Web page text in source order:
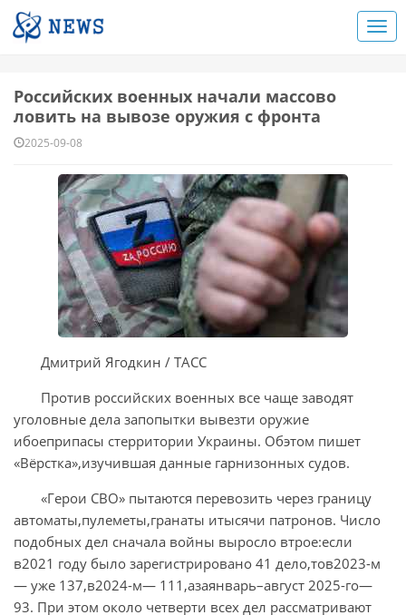
Российских военных начали массово
ловить на вывозе оружия с фронта
2025-09-08
Дмитрий Ягодкин / ТАСС
Против российских военных все чаще заводят
уголовные дела запопытки вывезти оружие
ибоеприпасы стерритории Украины. Обэтом пишет
«Вёрстка»,изучившая данные гарнизонных судов.
«Герои СВО» пытаются перевозить через границу
автоматы,пулеметы,гранаты итысячи патронов. Число
подобных дел сначала войны выросло втрое:если
в2021 году было зарегистрировано 41 дело,тов2023-м
— уже 137,в2024-м— 111,азаянварь–август 2025-го—
93. При этом около четверти всех дел рассматривают